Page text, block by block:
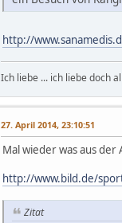
http://
Ich liebe ... ich liebe doch
27. April 2014, 23:10:51
Mal wieder was aus
http://www.bild.de/
Zitat